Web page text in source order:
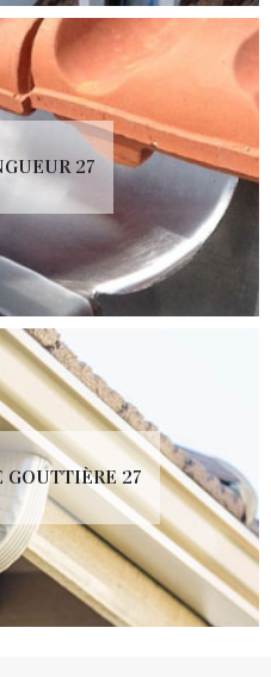
27
GOUTTIÈRE 27